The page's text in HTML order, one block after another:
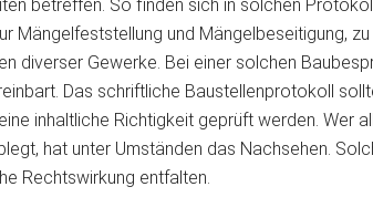
betreffen. So finden sich in solchen
Mängelfeststellung und Mängelbeseitigung,
diverser Gewerke. Bei einer solchen
Das schriftliche Baustellenprotokoll
inhaltliche Richtigkeit geprüft werden. Wer
hat unter Umständen das Nachsehen.
Rechtswirkung entfalten.